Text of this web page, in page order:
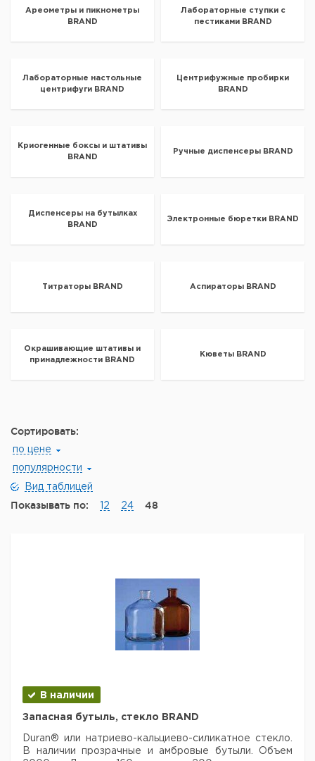
Ареометры и пикнометры
BRAND
Лабораторные ступки с
пестиками BRAND
Лабораторные настольные
центрифуги BRAND
Центрифужные пробирки
BRAND
Криогенные боксы и штативы
BRAND
Ручные диспенсеры BRAND
Диспенсеры на бутылках
BRAND
Электронные бюретки BRAND
Титраторы BRAND Аспираторы BRAND
Окрашивающие штативы и
принадлежности BRAND
Кюветы BRAND
Сортировать:
по цене
популярности
Вид таблицей
Показывать по: 12 24 48
В наличии
Запасная бутыль, стекло BRAND
Duran® или натриево-кальциево-силикатное стекло.
В наличии прозрачные и амбровые бутыли. Объем